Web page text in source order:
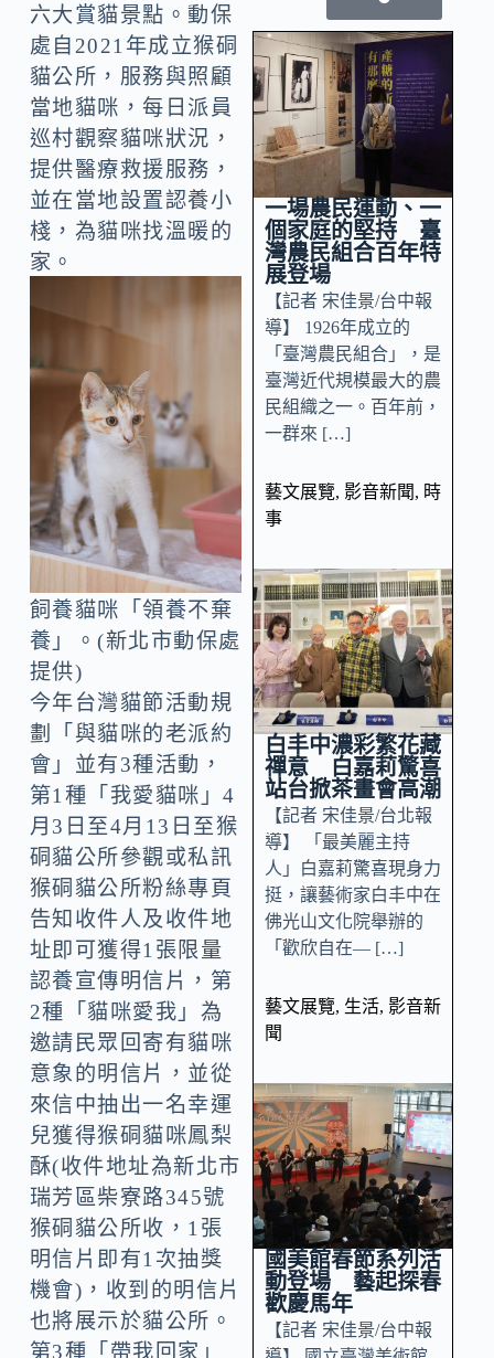
六大賞貓景點。動保
處自2021年成立猴硐
貓公所，服務與照顧
當地貓咪，每日派員
巡村觀察貓咪狀況，
提供醫療救援服務，
並在當地設置認養小
棧，為貓咪找溫暖的
家。
飼養貓咪「領養不棄
養」。(新北市動保處
提供)
今年台灣貓節活動規
劃「與貓咪的老派約
會」並有3種活動，
第1種「我愛貓咪」4
月3日至4月13日至猴
硐貓公所參觀或私訊
猴硐貓公所粉絲專頁
告知收件人及收件地
址即可獲得1張限量
認養宣傳明信片，第
2種「貓咪愛我」為
邀請民眾回寄有貓咪
意象的明信片，並從
來信中抽出一名幸運
兒獲得猴硐貓咪鳳梨
酥(收件地址為新北市
瑞芳區柴寮路345號
猴硐貓公所收，1張
明信片即有1次抽獎
機會)，收到的明信片
也將展示於貓公所。
第3種「帶我回家」
一場農民運動、一
個家庭的堅持 臺
灣農民組合百年特
展登場
【記者 宋佳景/台中報
導】 1926年成立的
「臺灣農民組合」，是
臺灣近代規模最大的農
民組織之一。百年前，
一群來 […]
藝文展覽, 影音新聞, 時
事
白丰中濃彩繁花藏
禪意 白嘉莉驚喜
站台掀茶畫會高潮
【記者 宋佳景/台北報
導】 「最美麗主持
人」白嘉莉驚喜現身力
挺，讓藝術家白丰中在
佛光山文化院舉辦的
「歡欣自在— […]
藝文展覽, 生活, 影音新
聞
國美館春節系列活
動登場 藝起探春
歡慶馬年
【記者 宋佳景/台中報